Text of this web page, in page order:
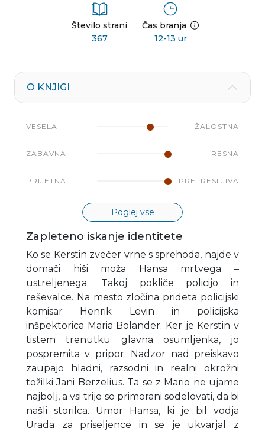
Število strani
367
Čas branja
12-13 ur
O KNJIGI
VESELA ŽALOSTNA
ZABAVNA RESNA
PRIJETNA PRETRESLJIVA
Poglej vse
Zapleteno iskanje identitete
Ko se Kerstin zvečer vrne s sprehoda, najde v
domači hiši moža Hansa mrtvega –
ustreljenega. Takoj pokliče policijo in
reševalce. Na mesto zločina prideta policijski
komisar Henrik Levin in policijska
inšpektorica Maria Bolander. Ker je Kerstin v
tistem trenutku glavna osumljenka, jo
pospremita v pripor. Nadzor nad preiskavo
zaupajo hladni, razsodni in realni okrožni
tožilki Jani Berzelius. Ta se z Mario ne ujame
najbolj, a vsi trije so primorani sodelovati, da bi
našli storilca. Umor Hansa, ki je bil vodja
Urada za priseljence in se je ukvarjal z